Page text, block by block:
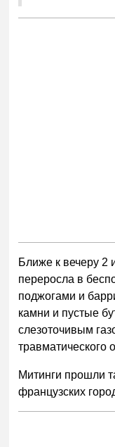
Ближе к вечеру
переросла в
поджогами и
камни и пустые
слезоточивым
травматического
Митинги прошли
французских